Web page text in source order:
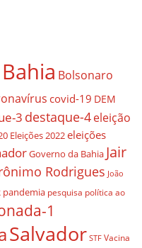
Bahia Bolsonaro
covid-19 DEM
3 destaque-4eleição
Eleições 2022eleições
Governo da Bahia Jair
Rodrigues João
pandemia pesquisa política ao
1
Salvador STF Vacina